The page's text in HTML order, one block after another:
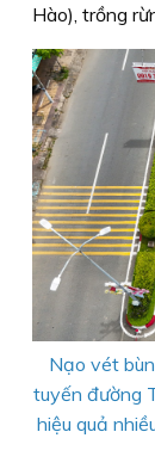
Hào), trồng
Nạo vét
tuyến đường
hiệu quả